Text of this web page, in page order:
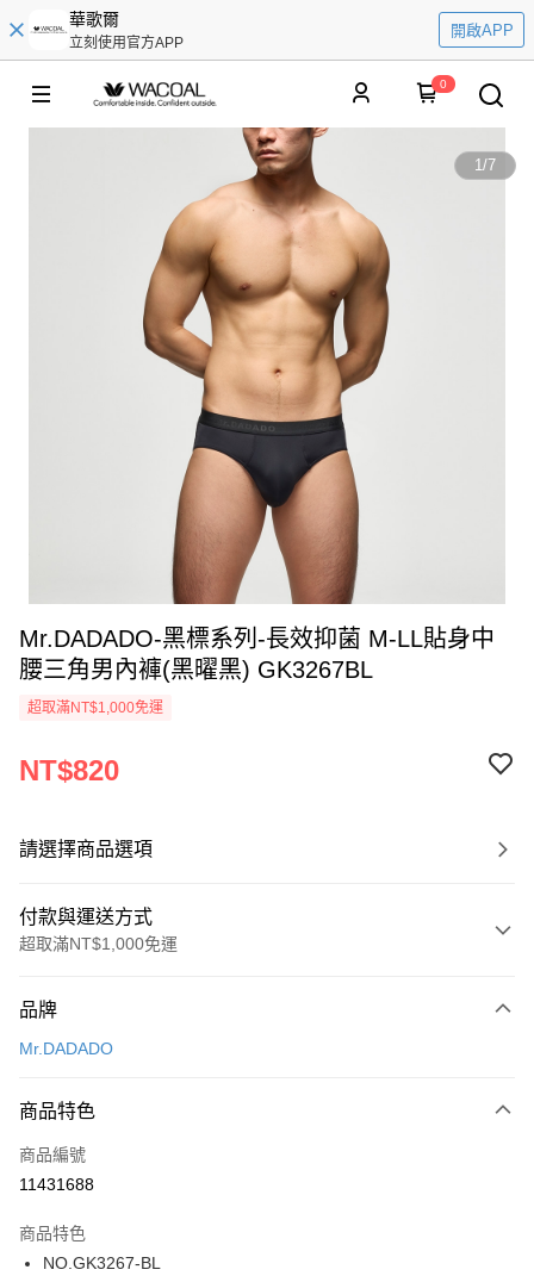
華歌爾
立刻使用官方APP
開啟APP
0
1/7
Mr.DADADO-黑標系列-長效抑菌 M-LL貼身中
腰三角男內褲(黑曜黑) GK3267BL
超取滿NT$1,000免運
NT$820
請選擇商品選項
付款與運送方式
超取滿NT$1,000免運
信用卡一次付款
LINE Pay
街口支付
運送方式
品牌
Mr.DADADO
商品特色
商品編號
11431688
商品特色
NO.GK3267-BL